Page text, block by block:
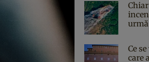
Ce
care